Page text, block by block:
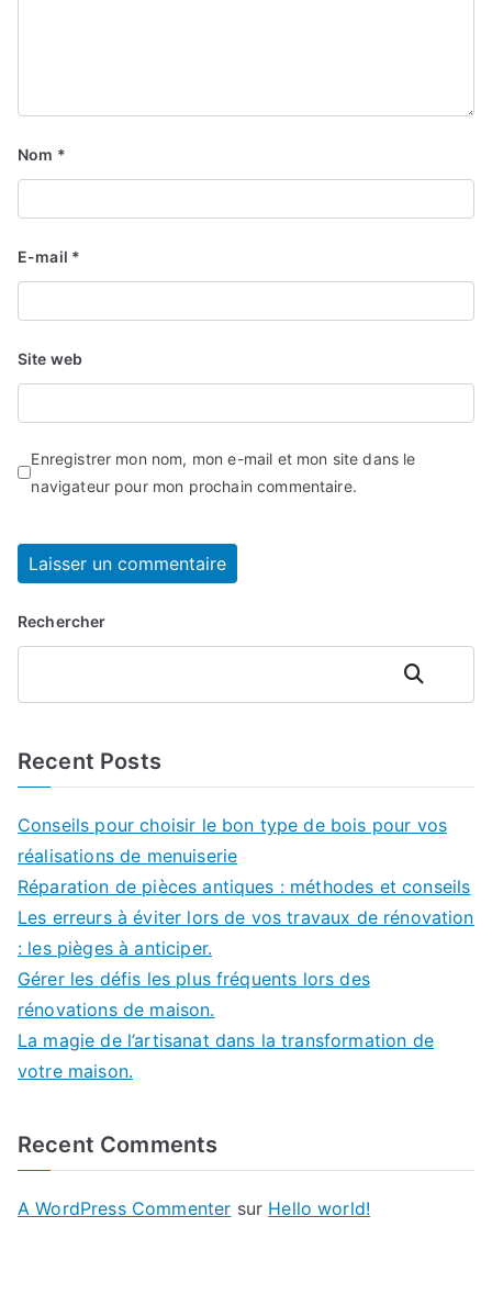
Nom *
E-mail *
Site web
Enregistrer mon nom, mon e-mail et mon site dans le
navigateur pour mon prochain commentaire.
Rechercher
Rechercher
Recent Posts
Conseils pour choisir le bon type de bois pour vos
réalisations de menuiserie
Réparation de pièces antiques : méthodes et conseils
Les erreurs à éviter lors de vos travaux de rénovation
: les pièges à anticiper.
Gérer les défis les plus fréquents lors des
rénovations de maison.
La magie de l’artisanat dans la transformation de
votre maison.
Recent Comments
A WordPress Commenter sur Hello world!